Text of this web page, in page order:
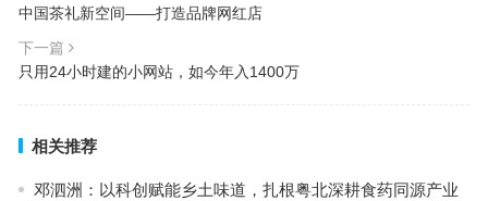
中国茶礼新空间——打造品牌网红店
下一篇
只用24小时建的小网站，如今年入1400万
相关推荐
邓泗洲：以科创赋能乡土味道，扎根粤北深耕食药同源产业